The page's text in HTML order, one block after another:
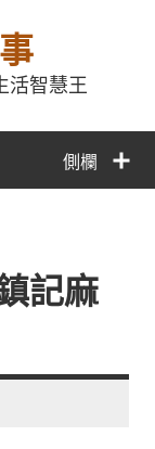
活智慧王
側欄
記麻